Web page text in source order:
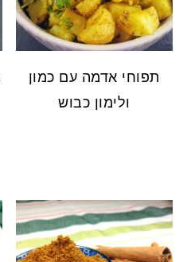
תפוחי אדמה עם כמון
ולימון כבוש